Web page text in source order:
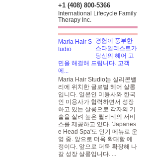
+1 (408) 800-5366
International Lifecycle Family
Therapy Inc.
경험이 풍부한
스타일리스트가
당신의 헤어 고
민을 해결해 드립니다. 고객
에...
Maria Hair Studio는 실리콘밸
리에 위치한 글로벌 헤어 살롱
입니다. 일본인 미용사와 한국
인 미용사가 협력하면서 성장
하고 있는 살롱으로 각자의 기
술을 살려 높은 퀄리티의 서비
스를 제공하고 있다. 'Japanes
e Head Spa'도 인기 메뉴로 운
영 중. 앞으로 더욱 확대할 예
정이다. 앞으로 더욱 확장해 나
갈 성장 살롱입니다. ...